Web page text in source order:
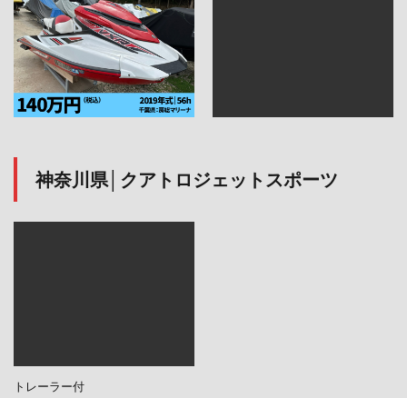
神奈川県│クアトロジェットスポーツ
トレーラー付